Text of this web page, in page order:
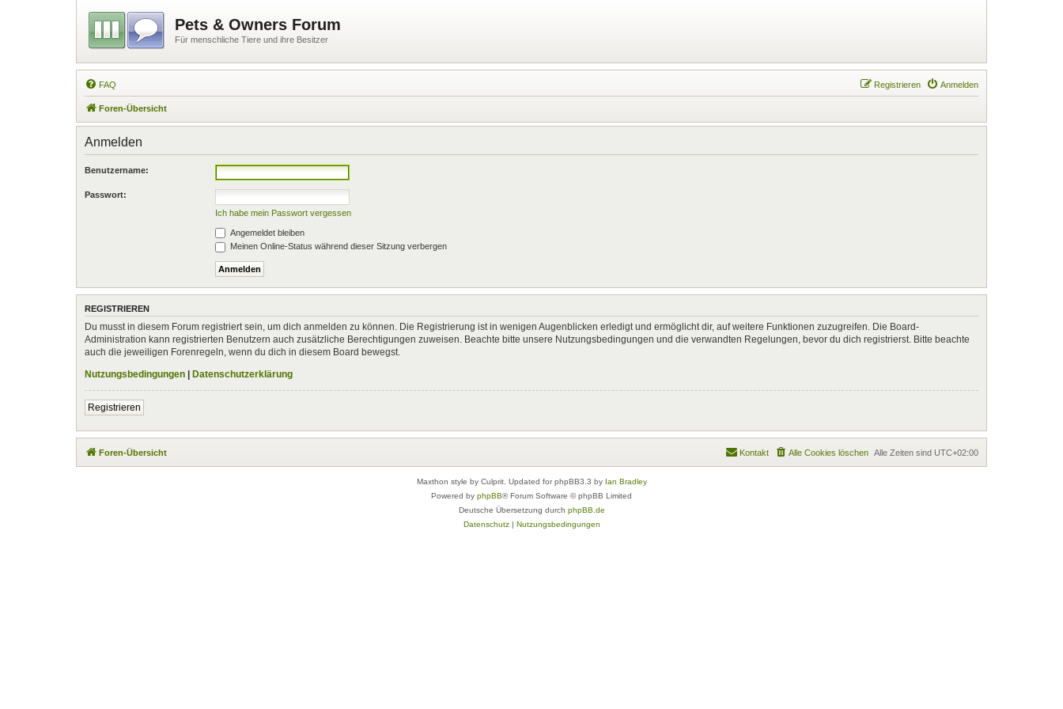
Pets & Owners Forum
Für menschliche Tiere und ihre Besitzer
FAQ Anmelden
Registrieren
Foren-Übersicht
Anmelden
Benutzername:
Passwort:
Ich habe mein Passwort vergessen
Angemeldet bleiben
Meinen Online-Status während dieser Sitzung verbergen
REGISTRIEREN
Du musst in diesem Forum registriert sein, um dich anmelden zu können. Die Registrierung ist in wenigen Augenblicken erledigt und ermöglicht dir, auf weitere Funktionen zuzugreifen. Die Board-
Administration kann registrierten Benutzern auch zusätzliche Berechtigungen zuweisen. Beachte bitte unsere Nutzungsbedingungen und die verwandten Regelungen, bevor du dich registrierst. Bitte beachte
auch die jeweiligen Forenregeln, wenn du dich in diesem Board bewegst.
Nutzungsbedingungen
Datenschutzerklärung
Registrieren
Foren-Übersicht Alle Zeiten sind UTC+02:00
Alle Cookies löschen
Kontakt
Maxthon style by Culprit. Updated for phpBB3.3 by Ian Bradley
Powered by phpBB® Forum Software © phpBB Limited
Deutsche Übersetzung durch phpBB.de
Datenschutz| Nutzungsbedingungen